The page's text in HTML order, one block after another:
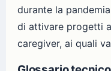
durante la
di attivare progetti
caregiver, ai quali